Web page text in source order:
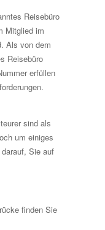
Reisebüro
Mitglied im
Als von dem
Reisebüro
erfüllen
sind als
um einiges
Sie auf
finden Sie